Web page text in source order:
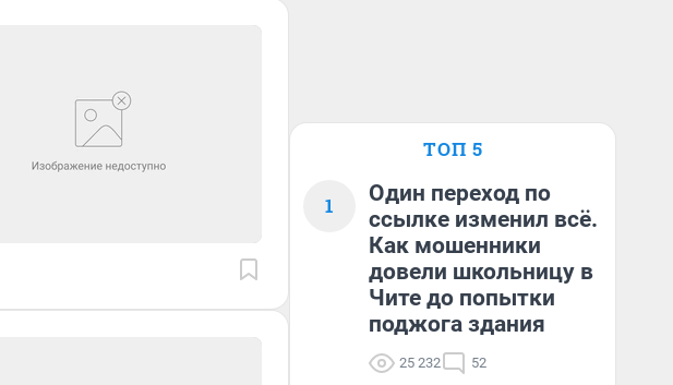
ТОП 5
1
Один переход по
ссылке изменил всё.
Как мошенники
довели школьницу в
Чите до попытки
поджога здания
25 232 52